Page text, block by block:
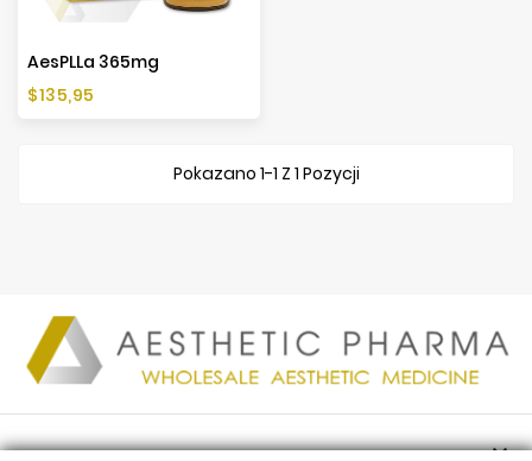
AesPLLa 365mg
Cena
$135,95
Pokazano 1-1 Z 1 Pozycji
PRODUKTY 